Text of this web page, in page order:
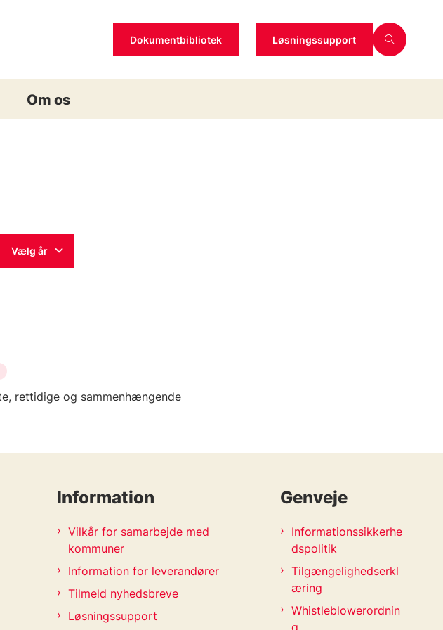
Dokumentbibliotek Løsningssupport
Om os
Vælg år
rettidige og sammenhængende
Information
Vilkår for samarbejde med
kommuner
Information for leverandører
Tilmeld nyhedsbreve
Løsningssupport
Genveje
Informationssikkerhe
dspolitik
Tilgængelighedserkl
æring
Whistleblowerordnin